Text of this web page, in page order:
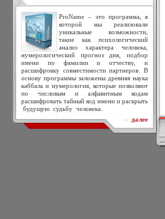
ProName – это программа, в
которой мы реализовали
уникальные возможности,
такие как психологический
анализ характера человека,
нумерологический прогноз дня, подбор
имени по фамилии и отчеству, и
расшифровку совместимости партнеров. В
основу программы заложены древняя наука
каббала и нумерология, которые позволяют
по числовым и алфавитным кодам
расшифровать тайный код имени и раскрыть
будущую судьбу человека.
>> далее